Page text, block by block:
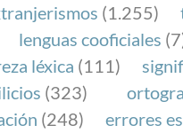
(1.255)
lenguas cooficiales
léxica (111)
(323)
(248)
errores